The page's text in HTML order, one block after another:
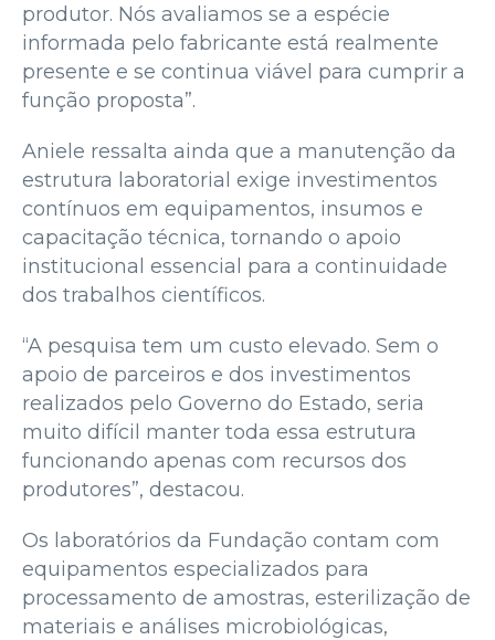
produtor. Nós avaliamos se a espécie
informada pelo fabricante está realmente
presente e se continua viável para cumprir a
função proposta”.
Aniele ressalta ainda que a manutenção da
estrutura laboratorial exige investimentos
contínuos em equipamentos, insumos e
capacitação técnica, tornando o apoio
institucional essencial para a continuidade
dos trabalhos científicos.
“A pesquisa tem um custo elevado. Sem o
apoio de parceiros e dos investimentos
realizados pelo Governo do Estado, seria
muito difícil manter toda essa estrutura
funcionando apenas com recursos dos
produtores”, destacou.
Os laboratórios da Fundação contam com
equipamentos especializados para
processamento de amostras, esterilização de
materiais e análises microbiológicas,